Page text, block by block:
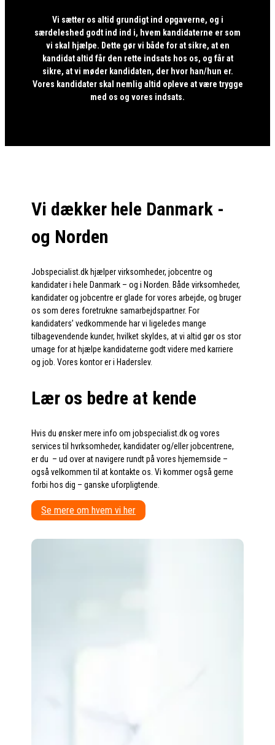
Vi sætter os altid grundigt ind opgaverne, og i
særdeleshed godt ind ind i, hvem kandidaterne er som
vi skal hjælpe. Dette gør vi både for at sikre, at en
kandidat altid får den rette indsats hos os, og får at
sikre, at vi møder kandidaten, der hvor han/hun er.
Vores kandidater skal nemlig altid opleve at være trygge
med os og vores indsats.
Vi dækker hele Danmark -
og Norden
Jobspecialist.dk hjælper virksomheder, jobcentre og
kandidater i hele Danmark – og i Norden. Både virksomheder,
kandidater og jobcentre er glade for vores arbejde, og bruger
os som deres foretrukne samarbejdspartner. For
kandidaters’ vedkommende har vi ligeledes mange
tilbagevendende kunder, hvilket skyldes, at vi altid gør os stor
umage for at hjælpe kandidaterne godt videre med karriere
og job. Vores kontor er i Haderslev.
Lær os bedre at kende
Hvis du ønsker mere info om jobspecialist.dk og vores
services til hvrksomheder, kandidater og/eller jobcentrene,
er du – ud over at navigere rundt på vores hjememside –
også velkommen til at kontakte os. Vi kommer også gerne
forbi hos dig – ganske uforpligtende.
Se mere om hvem vi her